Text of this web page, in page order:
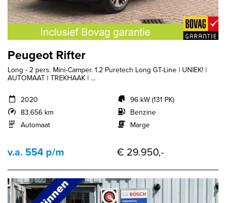
Peugeot Rifter
Long - 2 pers. Mini-Camper. 1.2 Puretech Long GT-Line | UNIEK! |
AUTOMAAT | TREKHAAK | ...
2020
83.656 km
Automaat
96 kW (131 PK)
Benzine
Marge
v.a. 554 p/m € 29.950,-